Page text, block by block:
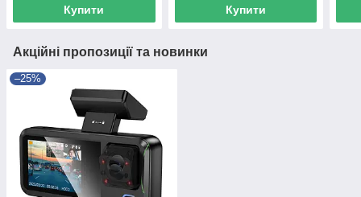
Купити Купити
Акційні пропозиції та новинки
–25%